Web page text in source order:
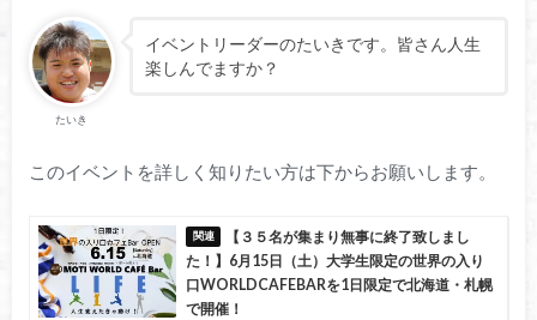
たいき
イベントリーダーのたいきです。皆さん人生
楽しんでますか？
このイベントを詳しく知りたい方は下からお願いします。
【３５名が集まり無事に終了致しまし
た！】6月15日（土）大学生限定の世界の入り
口WORLDCAFEBARを1日限定で北海道・札幌
で開催！